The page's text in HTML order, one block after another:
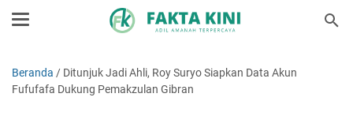
Beranda / Ditunjuk Jadi Ahli, Roy Suryo Siapkan Data Akun
Fufufafa Dukung Pemakzulan Gibran